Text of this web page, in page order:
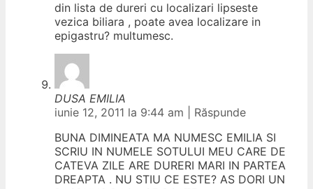
din lista de dureri cu localizari lipseste
vezica biliara , poate avea localizare in
epigastru? multumesc.
DUSA EMILIA
iunie 12, 2011 la 9:44 am
Răspunde
BUNA DIMINEATA MA NUMESC EMILIA SI
SCRIU IN NUMELE SOTULUI MEU CARE DE
CATEVA ZILE ARE DURERI MARI IN PARTEA
DREAPTA . NU STIU CE ESTE? AS DORI UN